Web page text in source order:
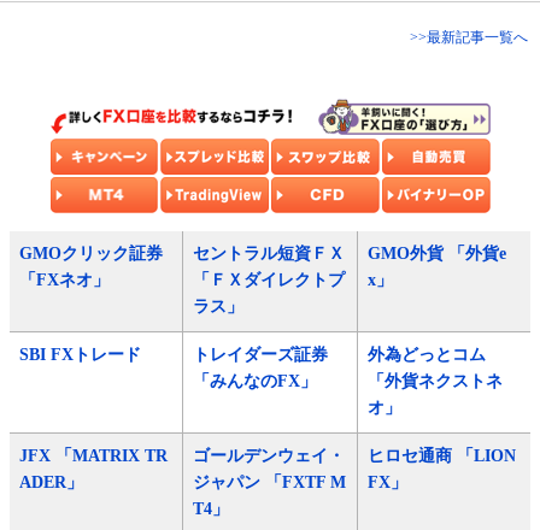
>>最新記事一覧へ
GMOクリック証券
「FXネオ」
セントラル短資ＦＸ
「ＦＸダイレクトプ
ラス」
GMO外貨 「外貨e
x」
SBI FXトレード
トレイダーズ証券
「みんなのFX」
外為どっとコム
「外貨ネクストネ
オ」
JFX 「MATRIX TR
ADER」
ゴールデンウェイ・
ジャパン 「FXTF M
T4」
ヒロセ通商 「LION
FX」